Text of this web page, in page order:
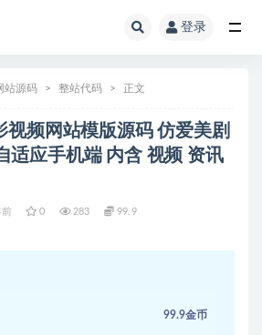
登录
站源码 整站代码 正文
频网站模版源码 仿爱美剧
适应手机端 内含 视频 资讯
前 0 283 99.9
99.9金币